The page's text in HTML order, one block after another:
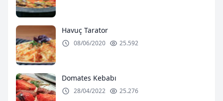
Havuç Tarator
08/06/2020 25.592
Domates Kebabı
28/04/2022 25.276